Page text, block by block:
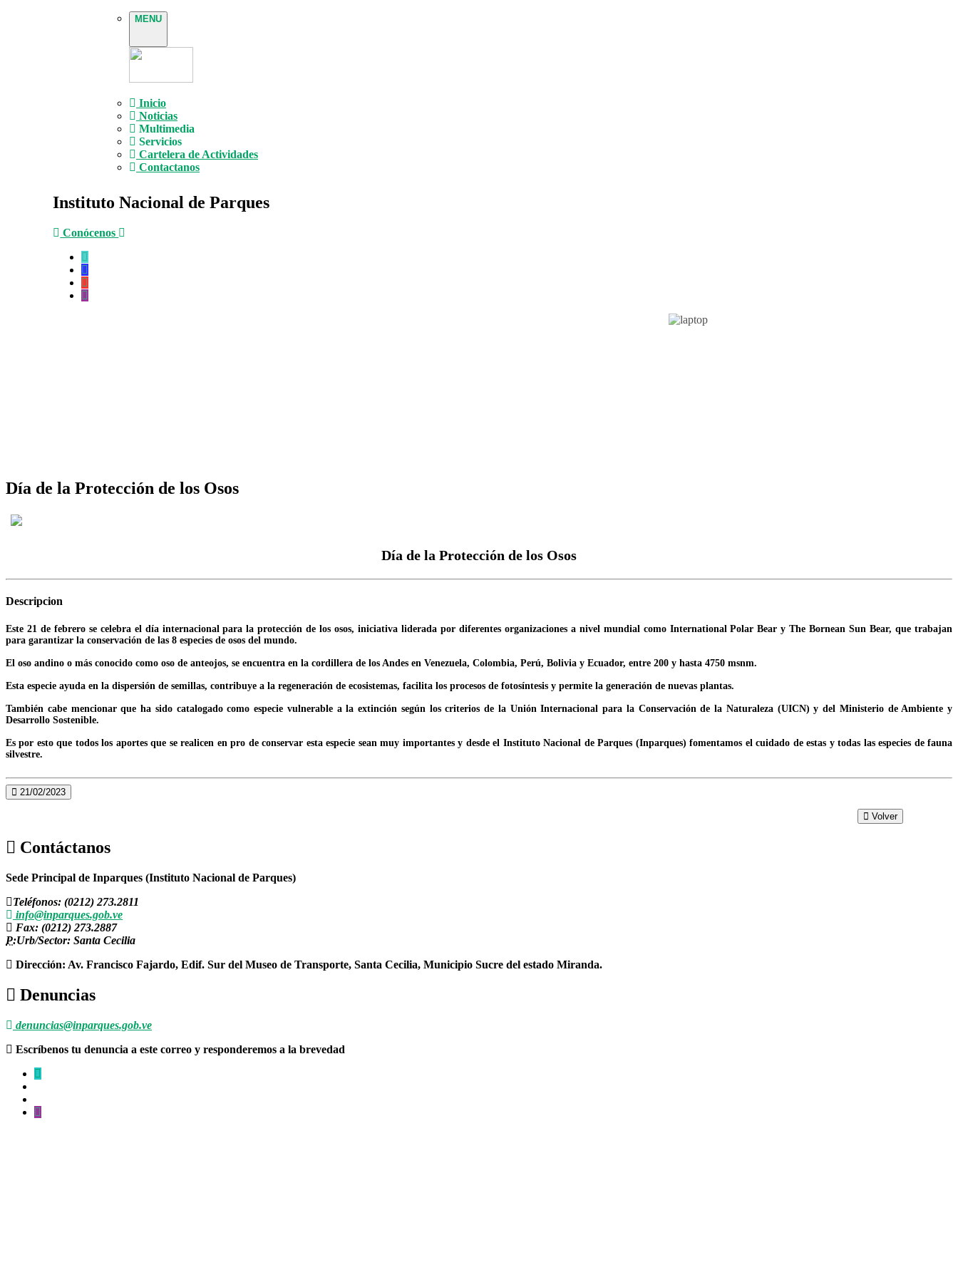
MENU
Inicio
Noticias
Multimedia
Servicios
Cartelera de Actividades
Contactanos
Instituto Nacional de Parques
Conócenos
Día de la Protección de los Osos
Día de la Protección de los Osos
Descripcion
Este 21 de febrero se celebra el día internacional para la protección de los osos, iniciativa liderada por diferentes organizaciones a nivel mundial como International Polar Bear y The Bornean Sun Bear, que trabajan
para garantizar la conservación de las 8 especies de osos del mundo.
El oso andino o más conocido como oso de anteojos, se encuentra en la cordillera de los Andes en Venezuela, Colombia, Perú, Bolivia y Ecuador, entre 200 y hasta 4750 msnm.
Esta especie ayuda en la dispersión de semillas, contribuye a la regeneración de ecosistemas, facilita los procesos de fotosíntesis y permite la generación de nuevas plantas.
También cabe mencionar que ha sido catalogado como especie vulnerable a la extinción según los criterios de la Unión Internacional para la Conservación de la Naturaleza (UICN) y del Ministerio de Ambiente y
Desarrollo Sostenible.
Es por esto que todos los aportes que se realicen en pro de conservar esta especie sean muy importantes y desde el Instituto Nacional de Parques (Inparques) fomentamos el cuidado de estas y todas las especies de fauna
silvestre.
21/02/2023
Volver
Contáctanos
Sede Principal de Inparques (Instituto Nacional de Parques)
Teléfonos: (0212) 273.2811
info@inparques.gob.ve
Fax: (0212) 273.2887
P:Urb/Sector: Santa Cecilia
Dirección: Av. Francisco Fajardo, Edif. Sur del Museo de Transporte, Santa Cecilia, Municipio Sucre del estado Miranda.
Denuncias
denuncias@inparques.gob.ve
Escríbenos tu denuncia a este correo y responderemos a la brevedad